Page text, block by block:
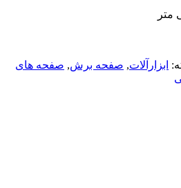
ابزارآلات, صفحه برش, صفحه های